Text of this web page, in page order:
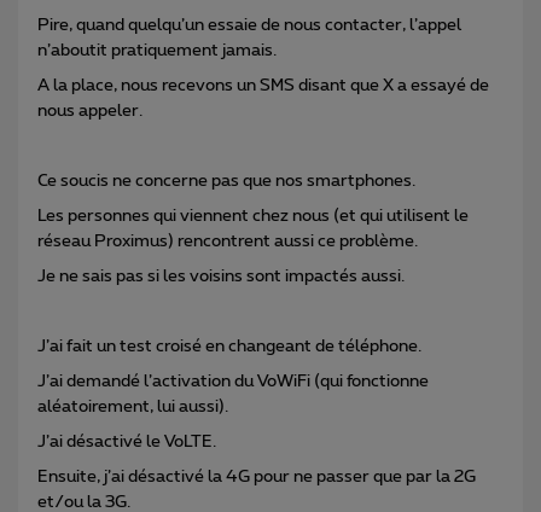
Pire, quand quelqu’un essaie de nous contacter, l’appel
n’aboutit pratiquement jamais.
A la place, nous recevons un SMS disant que X a essayé de
nous appeler.
Ce soucis ne concerne pas que nos smartphones.
Les personnes qui viennent chez nous (et qui utilisent le
réseau Proximus) rencontrent aussi ce problème.
Je ne sais pas si les voisins sont impactés aussi.
J’ai fait un test croisé en changeant de téléphone.
J’ai demandé l’activation du VoWiFi (qui fonctionne
aléatoirement, lui aussi).
J’ai désactivé le VoLTE.
Ensuite, j’ai désactivé la 4G pour ne passer que par la 2G
et/ou la 3G.